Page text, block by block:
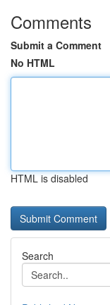
Comments
Submit a Comment
No HTML
HTML is disabled
Search